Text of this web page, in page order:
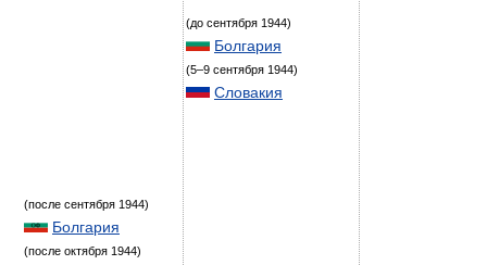
(после сентября 1944)
Болгария
(после октября 1944)
(до сентября 1944)
Болгария
(5–9 сентября 1944)
Словакия